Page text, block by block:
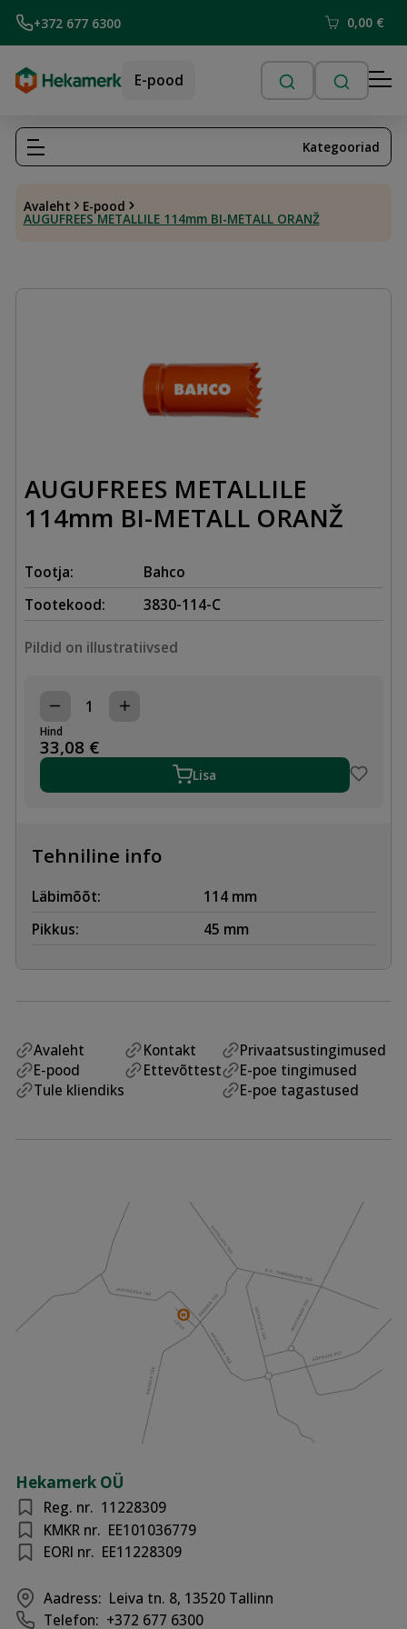
+372 677 6300 0,00 €
E-pood
Avaleht E-pood
AUGUFREES METALLILE 114mm BI-METALL ORANŽ
Kategooriad
AUGUFREES METALLILE
114mm BI-METALL ORANŽ
Tootja:
Bahco
Tootekood:
3830-114-C
Pildid on illustratiivsed
AUGUFREES
METALLILE
114mm
BI-
ORANŽ
Hind
33,08 €
Lisa
Tehniline info
Läbimõõt:
114 mm
Pikkus:
45 mm
Avaleht
E-pood
Tule kliendiks
Kontakt
Ettevõttest
Privaatsustingimused
E-poe tingimused
E-poe tagastused
Hekamerk OÜ
Reg. nr. 11228309
KMKR nr. EE101036779
EORI nr. EE11228309
Aadress: Leiva tn. 8, 13520 Tallinn
Telefon: +372 677 6300